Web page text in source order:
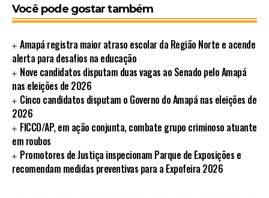
Você pode gostar também
Amapá registra maior atraso escolar da Região Norte e acende
alerta para desafios na educação
Nove candidatos disputam duas vagas ao Senado pelo Amapá
nas eleições de 2026
Cinco candidatos disputam o Governo do Amapá nas eleições de
2026
FICCO/AP, em ação conjunta, combate grupo criminoso atuante
em roubos
Promotores de Justiça inspecionam Parque de Exposições e
recomendam medidas preventivas para a Expofeira 2026